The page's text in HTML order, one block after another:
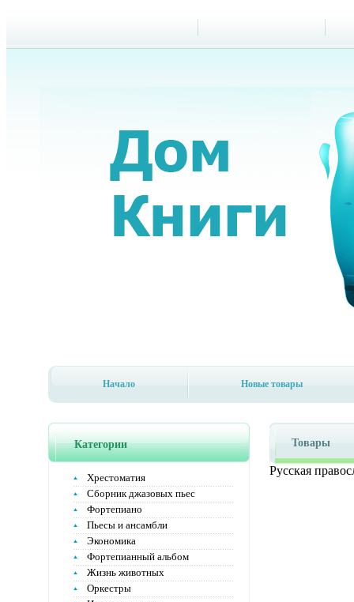
Начало Новые товары
Категории
Хрестоматия
Сборник джазовых пьес
Фортепиано
Пьесы и ансамбли
Экономика
Фортепианный альбом
Жизнь животных
Оркестры
Товары
Русская